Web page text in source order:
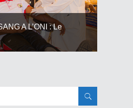
A L’ONI : Le